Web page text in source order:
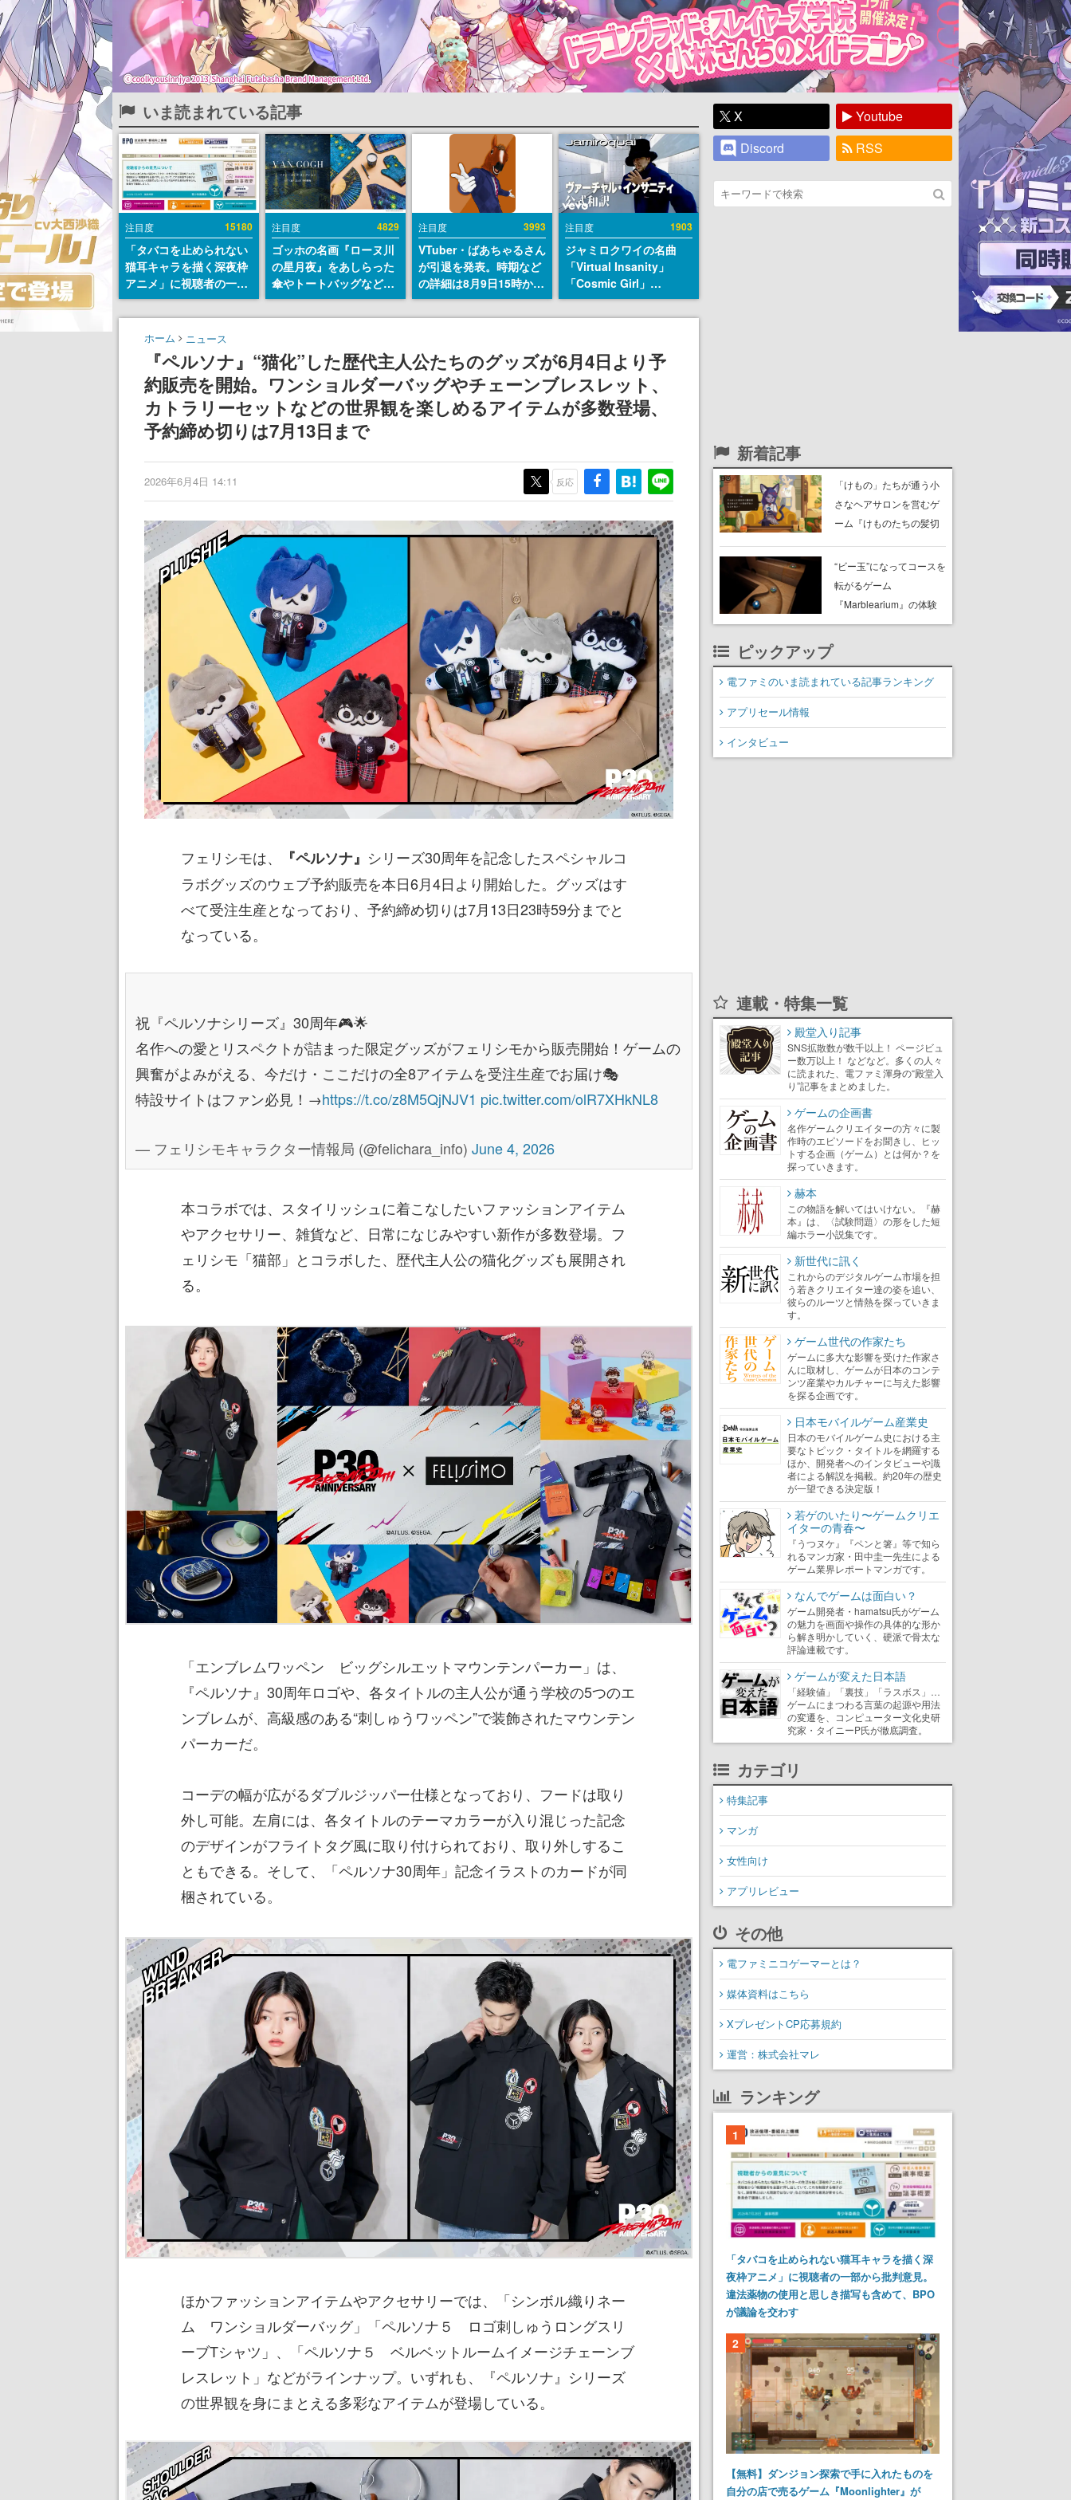
いま読まれている記事
注目度 15180
「タバコを止められない
猫耳キャラを描く深夜枠
アニメ」に視聴者の一部
から批判意見。違法薬物
の使用と思しき描写も含
めて、BPOが議論を交わ
注目度 4829
ゴッホの名画『ローヌ川
の星月夜』をあしらった
傘やトートバッグなどが
登場。8月7日21時より2
日間限定で予約販売
注目度 3993
VTuber・ばあちゃるさん
が引退を発表。時期など
の詳細は8月9日15時から
の配信で説明
注目度 1903
ジャミロクワイの名曲
「Virtual Insanity」
「Cosmic Girl」
「Canned Heat」公式日
本語字幕付きMVがいき
SONIC 2026」での9年ぶ
りとなる日本公演を記念
して
ホーム ニュース
『ペルソナ』“猫化”した歴代主人公たちのグッズが6月4日より予
約販売を開始。ワンショルダーバッグやチェーンブレスレット、
カトラリーセットなどの世界観を楽しめるアイテムが多数登場、
予約締め切りは7月13日まで
2026年6月4日 14:11 反応
フェリシモは、 『ペルソナ』 シリーズ30周年を記念したスペシャルコ
ラボグッズのウェブ予約販売を本日6月4日より開始した。グッズはす
べて受注生産となっており、予約締め切りは7月13日23時59分までと
なっている。
祝『ペルソナシリーズ』30周年🎮🌟
名作への愛とリスペクトが詰まった限定グッズがフェリシモから販売開始！ゲームの
興奮がよみがえる、今だけ・ここだけの全8アイテムを受注生産でお届け🎭
特設サイトはファン必見！→https://t.co/z8M5QjNJV1 pic.twitter.com/olR7XHkNL8
— フェリシモキャラクター情報局 (@felichara_info) June 4, 2026
本コラボでは、スタイリッシュに着こなしたいファッションアイテム
やアクセサリー、雑貨など、日常になじみやすい新作が多数登場。フ
ェリシモ「猫部」とコラボした、歴代主人公の猫化グッズも展開され
る。
「エンブレムワッペン ビッグシルエットマウンテンパーカー」は、
『ペルソナ』30周年ロゴや、各タイトルの主人公が通う学校の5つのエ
ンブレムが、高級感のある“刺しゅうワッペン”で装飾されたマウンテン
パーカーだ。
コーデの幅が広がるダブルジッパー仕様となっており、フードは取り
外し可能。左肩には、各タイトルのテーマカラーが入り混じった記念
のデザインがフライトタグ風に取り付けられており、取り外しするこ
ともできる。そして、「ペルソナ30周年」記念イラストのカードが同
梱されている。
ほかファッションアイテムやアクセサリーでは、「シンボル織りネー
ム ワンショルダーバッグ」「ペルソナ５ ロゴ刺しゅうロングスリ
ーブTシャツ」、「ペルソナ５ ベルベットルームイメージチェーンブ
レスレット」などがラインナップ。いずれも、『ペルソナ』シリーズ
の世界観を身にまとえる多彩なアイテムが登場している。
X
Youtube
Discord
RSS
新着記事
「けもの」たちが通う小
さなヘアサロンを営むゲ
ーム『けものたちの髪切
始。悩みを持ったお客様
と会話を交わし“本当に望
んでる髪型”を見つけ出す
“ビー玉”になってコースを
転がるゲーム
『Marblearium』の体験
版がSteamで本日8月7日
ピックアップ
電ファミのいま読まれている記事ランキング
アプリセール情報
インタビュー
連載・特集一覧
殿堂入り記事
SNS拡散数が数千以上！ ページビュ
ー数万以上！ などなど。多くの人々
に読まれた、電ファミ渾身の“殿堂入
り”記事をまとめました。
ゲームの企画書
名作ゲームクリエイターの方々に製
作時のエピソードをお聞きし、ヒッ
トする企画（ゲーム）とは何か？を
探っていきます。
赫本
この物語を解いてはいけない。『赫
本』は、〈試験問題〉の形をした短
編ホラー小説集です。
新世代に訊く
これからのデジタルゲーム市場を担
う若きクリエイター達の姿を追い、
彼らのルーツと情熱を探っていきま
す。
ゲーム世代の作家たち
ゲームに多大な影響を受けた作家さ
んに取材し、ゲームが日本のコンテ
ンツ産業やカルチャーに与えた影響
を探る企画です。
日本モバイルゲーム産業史
日本のモバイルゲーム史における主
要なトピック・タイトルを網羅する
ほか、開発者へのインタビューや識
者による解説を掲載。約20年の歴史
が一望できる決定版！
若ゲのいたり〜ゲームクリエ
イターの青春〜
『うつヌケ』『ペンと箸』等で知ら
れるマンガ家・田中圭一先生による
ゲーム業界レポートマンガです。
なんでゲームは面白い？
ゲーム開発者・hamatsu氏がゲーム
の魅力を画面や操作の具体的な形か
ら解き明かしていく、硬派で骨太な
評論連載です。
ゲームが変えた日本語
「経験値」「裏技」「ラスボス」…
ゲームにまつわる言葉の起源や用法
の変遷を、コンピューター文化史研
究家・タイニーP氏が徹底調査。
カテゴリ
特集記事
マンガ
女性向け
アプリレビュー
その他
電ファミニコゲーマーとは？
媒体資料はこちら
XプレゼントCP応募規約
運営：株式会社マレ
ランキング
1
「タバコを止められない猫耳キャラを描く深
夜枠アニメ」に視聴者の一部から批判意見。
違法薬物の使用と思しき描写も含めて、BPO
が議論を交わす
2
【無料】ダンジョン探索で手に入れたものを
自分の店で売るゲーム『Moonlighter』が